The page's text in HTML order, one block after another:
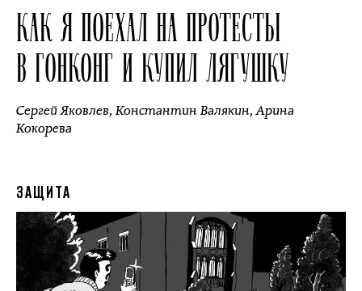
КАК Я ПОЕХАЛ НА ПРОТЕСТЫ
В ГОНКОНГ И КУПИЛ ЛЯГУШКУ
Сергей Яковлев,Константин Валякин,Арина
Кокорева
ЗАЩИТА